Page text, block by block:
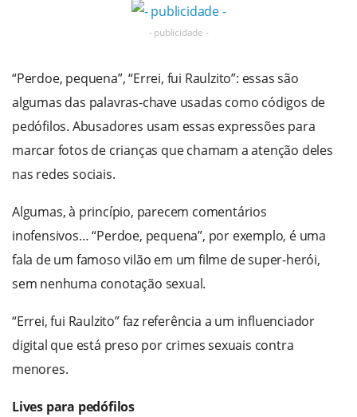
- publicidade -
“Perdoe, pequena”, “Errei, fui Raulzito”: essas são
algumas das palavras-chave usadas como códigos de
pedófilos. Abusadores usam essas expressões para
marcar fotos de crianças que chamam a atenção deles
nas redes sociais.
Algumas, à princípio, parecem comentários
inofensivos… “Perdoe, pequena”, por exemplo, é uma
fala de um famoso vilão em um filme de super-herói,
sem nenhuma conotação sexual.
“Errei, fui Raulzito” faz referência a um influenciador
digital que está preso por crimes sexuais contra
menores.
Lives para pedófilos